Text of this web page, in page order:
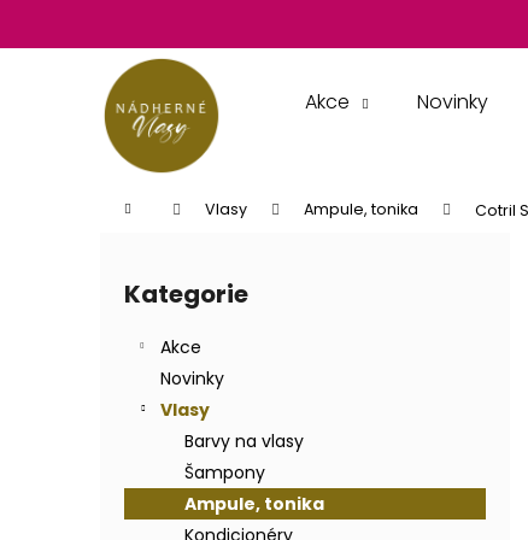
obsah
Akce Novinky
Domů Vlasy Ampule, tonika Cotril
Přeskočit
kategorie
Kategorie
Akce
Novinky
Vlasy
Barvy na vlasy
Šampony
Ampule, tonika
Kondicionéry
o
obchodu
obchodu